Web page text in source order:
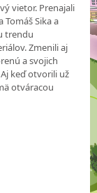
vietor. Prenajali
Sika a
trendu
Zmenili aj
a svojich
keď otvorili už
otváracou